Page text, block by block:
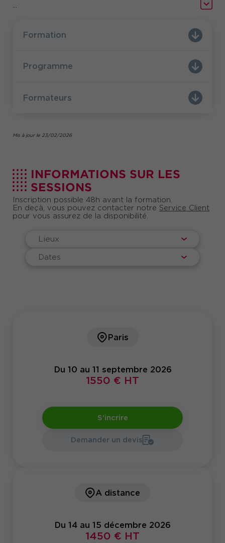
à cette formation constituée de
pratiques alternant rappels théoriques et
Vous n'avez pas suivi le niveau 1 Ergonomie pour
réduction sur votre inscription aux niveaux 1 et 2.
Offre
...
Formation
Programme
Formateurs
Mis à jour le 23/02/2026
INFORMATIONS SUR LES
SESSIONS
Inscription possible 48h avant la formation.
En deçà, vous pouvez contacter notre Service Client
pour vous assurez de la disponibilité.
Lieux
Dates
Paris
Du 10 au 11 septembre 2026
1550 € HT
S'incrire
Demander un devis
A distance
Du 14 au 15 décembre 2026
1450 € HT